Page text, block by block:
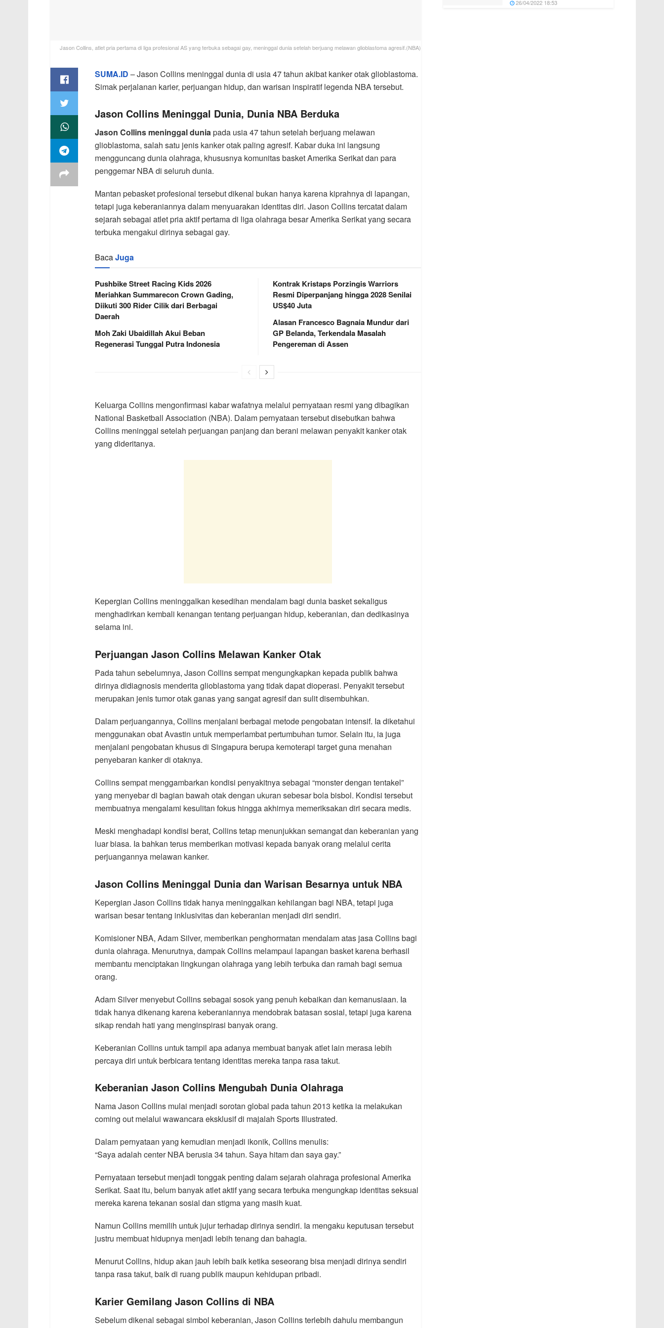
Jason Collins, atlet pria pertama di liga profesional AS yang terbuka sebagai gay, meninggal dunia setelah berjuang melawan glioblastoma agresif.(NBA)
SUMA.ID – Jason Collins meninggal dunia di usia 47 tahun akibat kanker otak glioblastoma.
Simak perjalanan karier, perjuangan hidup, dan warisan inspiratif legenda NBA tersebut.
Jason Collins Meninggal Dunia, Dunia NBA Berduka
Jason Collins meninggal duniapada usia 47 tahun setelah berjuang melawan
glioblastoma, salah satu jenis kanker otak paling agresif. Kabar duka ini langsung
mengguncang dunia olahraga, khususnya komunitas basket Amerika Serikat dan para
penggemar NBA di seluruh dunia.
Mantan pebasket profesional tersebut dikenal bukan hanya karena kiprahnya di lapangan,
tetapi juga keberaniannya dalam menyuarakan identitas diri. Jason Collins tercatat dalam
sejarah sebagai atlet pria aktif pertama di liga olahraga besar Amerika Serikat yang secara
terbuka mengakui dirinya sebagai gay.
BacaJuga
Pushbike Street Racing Kids 2026
Meriahkan Summarecon Crown Gading,
Diikuti 300 Rider Cilik dari Berbagai
Daerah
Moh Zaki Ubaidillah Akui Beban
Regenerasi Tunggal Putra Indonesia
Kontrak Kristaps Porzingis Warriors
Resmi Diperpanjang hingga 2028 Senilai
US$40 Juta
Alasan Francesco Bagnaia Mundur dari
GP Belanda, Terkendala Masalah
Pengereman di Assen
Keluarga Collins mengonfirmasi kabar wafatnya melalui pernyataan resmi yang dibagikan
National Basketball Association (NBA). Dalam pernyataan tersebut disebutkan bahwa
Collins meninggal setelah perjuangan panjang dan berani melawan penyakit kanker otak
yang dideritanya.
Kepergian Collins meninggalkan kesedihan mendalam bagi dunia basket sekaligus
menghadirkan kembali kenangan tentang perjuangan hidup, keberanian, dan dedikasinya
selama ini.
Perjuangan Jason Collins Melawan Kanker Otak
Pada tahun sebelumnya, Jason Collins sempat mengungkapkan kepada publik bahwa
dirinya didiagnosis menderita glioblastoma yang tidak dapat dioperasi. Penyakit tersebut
merupakan jenis tumor otak ganas yang sangat agresif dan sulit disembuhkan.
Dalam perjuangannya, Collins menjalani berbagai metode pengobatan intensif. Ia diketahui
menggunakan obat Avastin untuk memperlambat pertumbuhan tumor. Selain itu, ia juga
menjalani pengobatan khusus di Singapura berupa kemoterapi target guna menahan
penyebaran kanker di otaknya.
Collins sempat menggambarkan kondisi penyakitnya sebagai “monster dengan tentakel”
yang menyebar di bagian bawah otak dengan ukuran sebesar bola bisbol. Kondisi tersebut
membuatnya mengalami kesulitan fokus hingga akhirnya memeriksakan diri secara medis.
Meski menghadapi kondisi berat, Collins tetap menunjukkan semangat dan keberanian yang
luar biasa. Ia bahkan terus memberikan motivasi kepada banyak orang melalui cerita
perjuangannya melawan kanker.
Jason Collins Meninggal Dunia dan Warisan Besarnya untuk NBA
Kepergian Jason Collins tidak hanya meninggalkan kehilangan bagi NBA, tetapi juga
warisan besar tentang inklusivitas dan keberanian menjadi diri sendiri.
Komisioner NBA, Adam Silver, memberikan penghormatan mendalam atas jasa Collins bagi
dunia olahraga. Menurutnya, dampak Collins melampaui lapangan basket karena berhasil
membantu menciptakan lingkungan olahraga yang lebih terbuka dan ramah bagi semua
orang.
Adam Silver menyebut Collins sebagai sosok yang penuh kebaikan dan kemanusiaan. Ia
tidak hanya dikenang karena keberaniannya mendobrak batasan sosial, tetapi juga karena
sikap rendah hati yang menginspirasi banyak orang.
Keberanian Collins untuk tampil apa adanya membuat banyak atlet lain merasa lebih
percaya diri untuk berbicara tentang identitas mereka tanpa rasa takut.
Keberanian Jason Collins Mengubah Dunia Olahraga
Nama Jason Collins mulai menjadi sorotan global pada tahun 2013 ketika ia melakukan
coming out melalui wawancara eksklusif di majalah Sports Illustrated.
Dalam pernyataan yang kemudian menjadi ikonik, Collins menulis:
“Saya adalah center NBA berusia 34 tahun. Saya hitam dan saya gay.”
Pernyataan tersebut menjadi tonggak penting dalam sejarah olahraga profesional Amerika
Serikat. Saat itu, belum banyak atlet aktif yang secara terbuka mengungkap identitas seksual
mereka karena tekanan sosial dan stigma yang masih kuat.
Namun Collins memilih untuk jujur terhadap dirinya sendiri. Ia mengaku keputusan tersebut
justru membuat hidupnya menjadi lebih tenang dan bahagia.
Menurut Collins, hidup akan jauh lebih baik ketika seseorang bisa menjadi dirinya sendiri
tanpa rasa takut, baik di ruang publik maupun kehidupan pribadi.
Karier Gemilang Jason Collins di NBA
Sebelum dikenal sebagai simbol keberanian, Jason Collins terlebih dahulu membangun
26/04/2022 18:53